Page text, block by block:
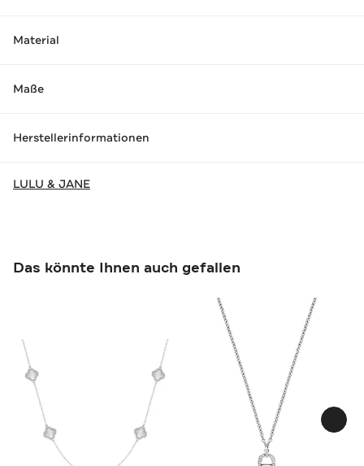
Material
Maße
Herstellerinformationen
LULU & JANE
Das könnte Ihnen auch gefallen